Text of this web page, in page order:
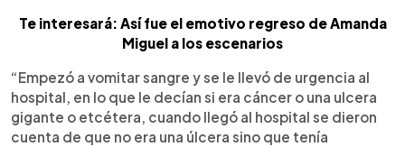
Te interesará: Así fue el emotivo regreso de Amanda
Miguel a los escenarios
“Empezó a vomitar sangre y se le llevó de urgencia al
hospital, en lo que le decían si era cáncer o una ulcera
gigante o etcétera, cuando llegó al hospital se dieron
cuenta de que no era una úlcera sino que tenía